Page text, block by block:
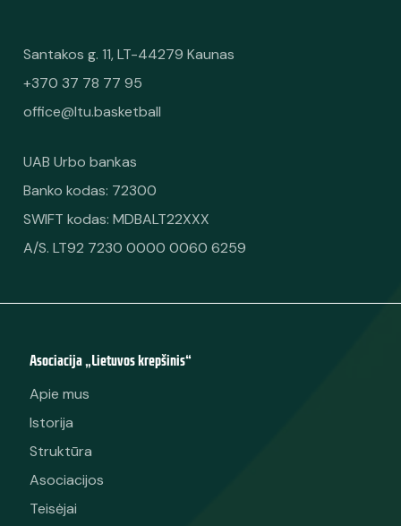
Santakos g. 11, LT-44279 Kaunas
+370 37 78 77 95
office@ltu.basketball
UAB Urbo bankas
Banko kodas: 72300
SWIFT kodas: MDBALT22XXX
A/S. LT92 7230 0000 0060 6259
Asociacija „Lietuvos krepšinis“
Apie mus
Istorija
Struktūra
Asociacijos
Teisėjai